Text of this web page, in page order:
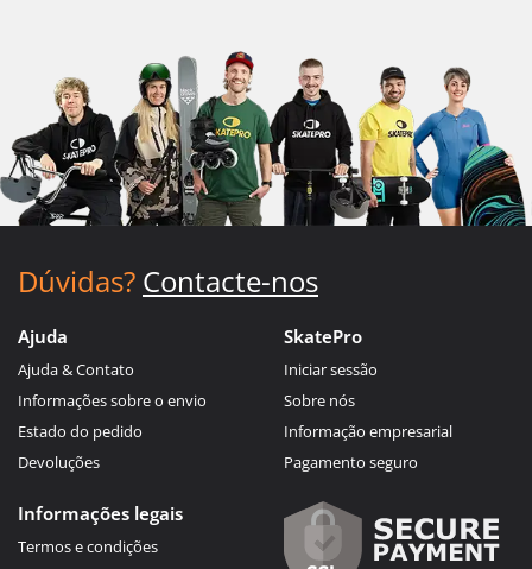
Dúvidas? Contacte-nos
Ajuda
Ajuda & Contato
Informações sobre o envio
Estado do pedido
Devoluções
SkatePro
Iniciar sessão
Sobre nós
Informação empresarial
Pagamento seguro
Informações legais
Termos e condições